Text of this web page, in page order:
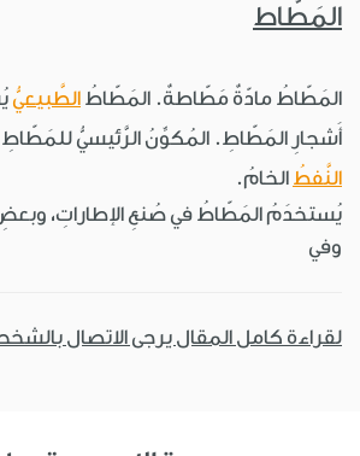
المَطّاط
المَطّاطُ مادّةٌ مَطّاطةٌ. المَطّاطُ الطَّبيعيُّ
أَشجارِ المَطّاطِ. المُكوِّنُ الرَّئيسيُّ للمَطّاطِ
النَّفطُ الخامُ.
يُستخدَمُ المَطّاطُ في صُنعِ الإطاراتِ، وبعضِ
وفي
لقراءة كامل المقال يرجى الاتصال